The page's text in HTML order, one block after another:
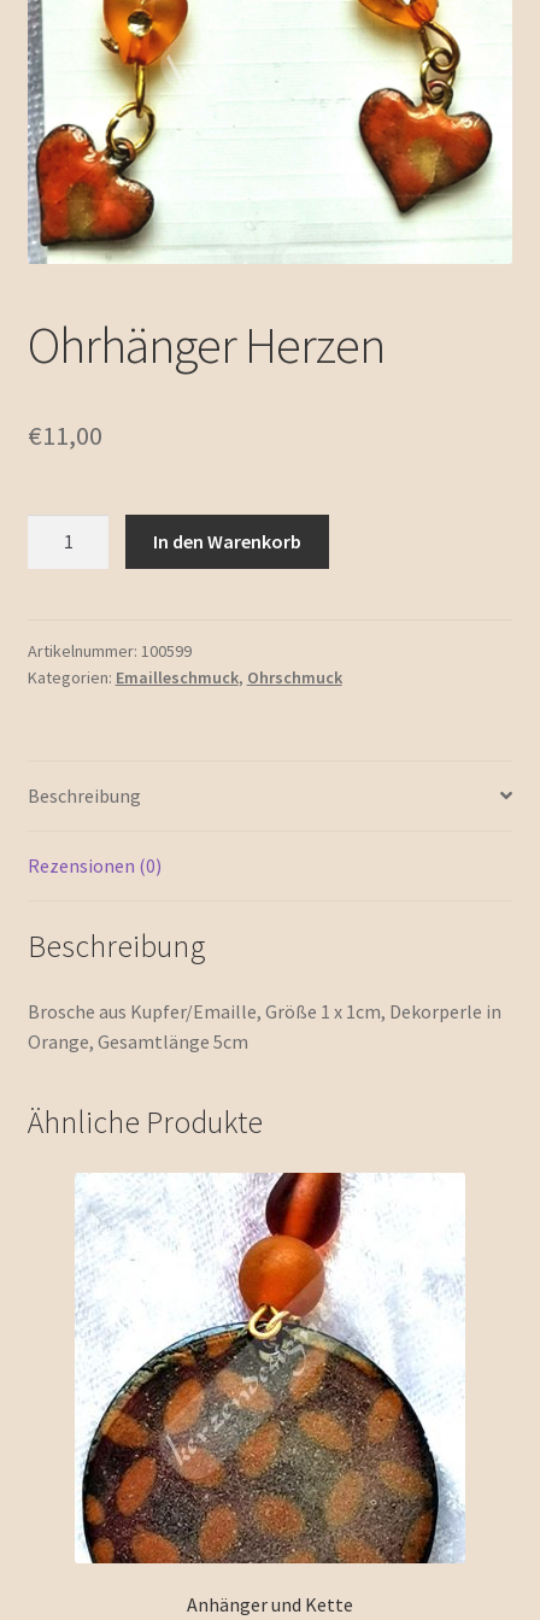
Emailleschmuck
Impressum / Kontakt
Allgemeine Geschäftsbedingungen
Ohrhänger Herzen
€11,00
In den Warenkorb
Artikelnummer: 100599
Kategorien: Emailleschmuck, Ohrschmuck
Beschreibung
Rezensionen (0)
Beschreibung
Brosche aus Kupfer/Emaille, Größe 1 x 1cm, Dekorperle in
Orange, Gesamtlänge 5cm
Ähnliche Produkte
Anhänger und Kette